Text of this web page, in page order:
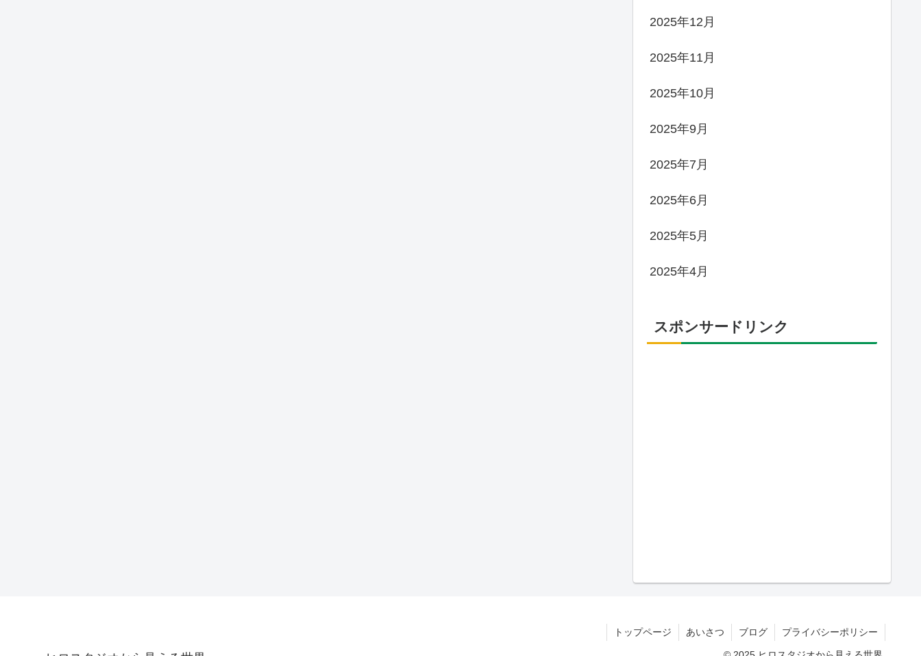
2025年12月
2025年11月
2025年10月
2025年9月
2025年7月
2025年6月
2025年5月
2025年4月
スポンサードリンク
トップページ あいさつ ブログ プライバシーポリシー